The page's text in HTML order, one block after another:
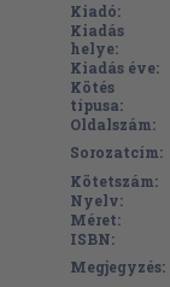
Kiadó:
Kiadás
helye:
Kiadás éve:
Kötés
típusa:
Oldalszám:
Sorozatcím:
Kötetszám:
Nyelv:
Méret:
ISBN:
Megjegyzés: